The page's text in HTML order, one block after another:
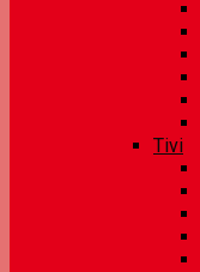
Tivi